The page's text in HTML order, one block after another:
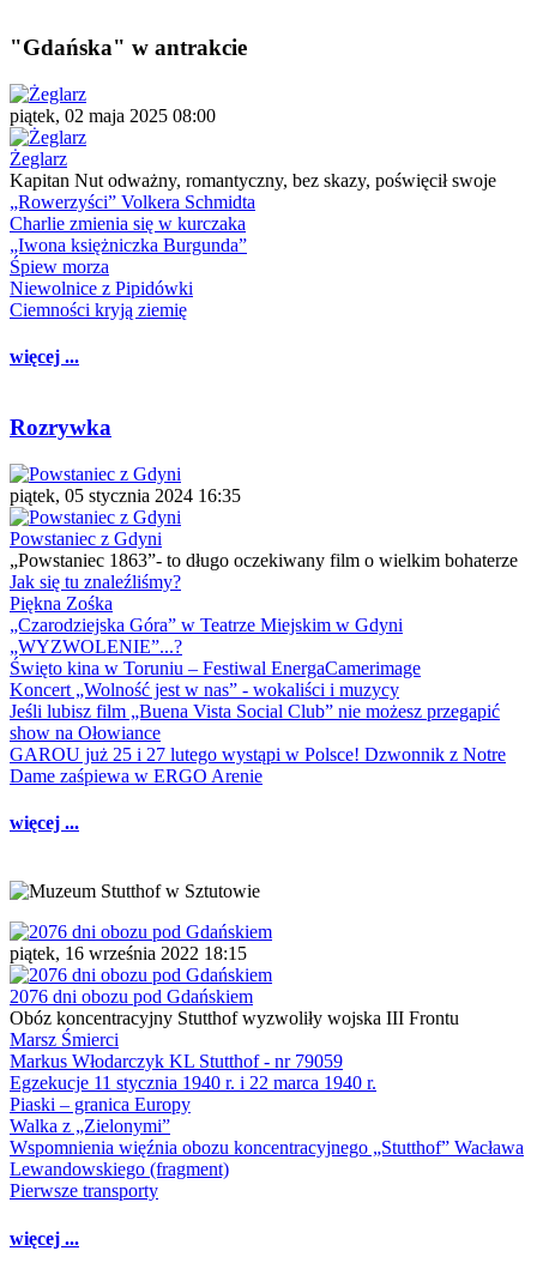
"Gdańska" w antrakcie
piątek, 02 maja 2025 08:00
Żeglarz
Kapitan Nut odważny, romantyczny, bez skazy, poświęcił swoje
„Rowerzyści” Volkera Schmidta
Charlie zmienia się w kurczaka
„Iwona księżniczka Burgunda”
Śpiew morza
Niewolnice z Pipidówki
Ciemności kryją ziemię
więcej ...
Rozrywka
piątek, 05 stycznia 2024 16:35
Powstaniec z Gdyni
„Powstaniec 1863”- to długo oczekiwany film o wielkim bohaterze
Jak się tu znaleźliśmy?
Piękna Zośka
„Czarodziejska Góra” w Teatrze Miejskim w Gdyni
„WYZWOLENIE”...?
Święto kina w Toruniu – Festiwal EnergaCamerimage
Koncert „Wolność jest w nas” - wokaliści i muzycy
Jeśli lubisz film „Buena Vista Social Club” nie możesz przegapić
show na Ołowiance
GAROU już 25 i 27 lutego wystąpi w Polsce! Dzwonnik z Notre
Dame zaśpiewa w ERGO Arenie
więcej ...
piątek, 16 września 2022 18:15
2076 dni obozu pod Gdańskiem
Obóz koncentracyjny Stutthof wyzwoliły wojska III Frontu
Marsz Śmierci
Markus Włodarczyk KL Stutthof - nr 79059
Egzekucje 11 stycznia 1940 r. i 22 marca 1940 r.
Piaski – granica Europy
Walka z „Zielonymi”
Wspomnienia więźnia obozu koncentracyjnego „Stutthof” Wacława
Lewandowskiego (fragment)
Pierwsze transporty
więcej ...